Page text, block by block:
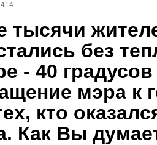
414
тысячи
без
- 40
мэра к
кто
Как Вы